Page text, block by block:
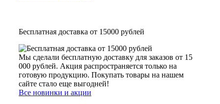
Бесплатная доставка от 15000 рублей
Мы сделали бесплатную доставку для заказов от 15
000 рублей. Акция распространяется только на
готовую продукцию. Покупать товары на нашем
сайте стало еще выгодней!
Все новинки и акции